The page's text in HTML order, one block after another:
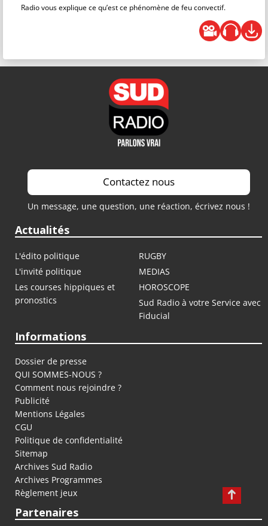
Radio vous explique ce qu’est ce phénomène de feu convectif.
Contactez nous
Un message, une question, une réaction, écrivez nous !
Actualités
L'édito politique
RUGBY
L'invité politique
MEDIAS
Les courses hippiques et
pronostics
HOROSCOPE
Sud Radio à votre Service avec
Fiducial
Informations
Dossier de presse
QUI SOMMES-NOUS ?
Comment nous rejoindre ?
Publicité
Mentions Légales
CGU
Politique de confidentialité
Sitemap
Archives Sud Radio
Archives Programmes
Règlement jeux
Partenaires